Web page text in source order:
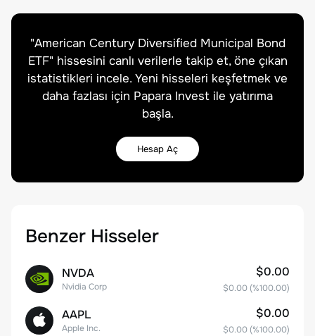
"American Century Diversified Municipal Bond
ETF" hissesini canlı verilerle takip et, öne çıkan
istatistikleri incele. Yeni hisseleri keşfetmek ve
daha fazlası için Papara Invest ile yatırıma
başla.
Hesap Aç
Benzer Hisseler
NVDA
Nvidia Corp
$0.00
$0.00 (%100.00)
AAPL
Apple Inc.
$0.00
$0.00 (%100.00)